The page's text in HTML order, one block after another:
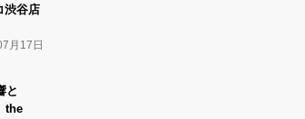
渋谷店
月17日
と
the